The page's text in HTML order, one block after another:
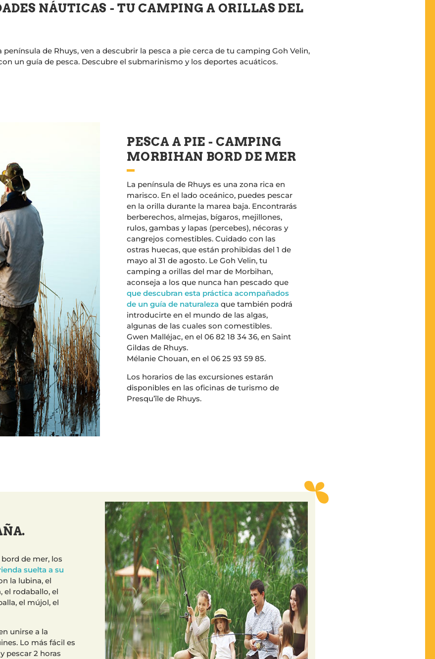
NÁUTICAS - TU CAMPING A ORILLAS DEL
península de Rhuys, ven a descubrir la pesca a pie cerca de tu camping Goh Velin,
un guía de pesca. Descubre el submarinismo y los deportes acuáticos.
PESCA A PIE - CAMPING
MORBIHAN BORD DE MER
La península de Rhuys es una zona rica en
marisco. En el lado oceánico, puedes pescar
en la orilla durante la marea baja. Encontrarás
berberechos, almejas, bígaros, mejillones,
rulos, gambas y lapas (percebes), nécoras y
cangrejos comestibles. Cuidado con las
ostras huecas, que están prohibidas del 1 de
mayo al 31 de agosto. Le Goh Velin, tu
camping a orillas del mar de Morbihan,
aconseja a los que nunca han pescado que
que descubran esta práctica acompañados
de un guía de naturaleza que también podrá
introducirte en el mundo de las algas,
algunas de las cuales son comestibles.
Gwen Malléjac, en el 06 82 18 34 36, en Saint
Gildas de Rhuys.
Mélanie Chouan, en el 06 25 93 59 85.
Los horarios de las excursiones estarán
disponibles en las oficinas de turismo de
Presqu’île de Rhuys.
de mer, los
suelta a su
la lubina, el
el rodaballo, el
el mújol, el
unirse a la
Lo más fácil es
pescar 2 horas